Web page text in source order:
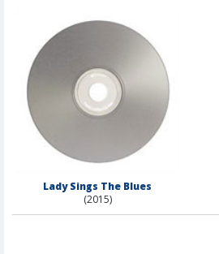
Lady Sings The Blues
(2015)